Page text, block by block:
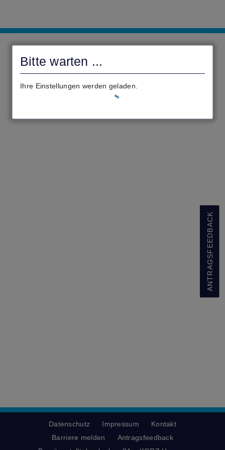
Bitte warten ...
Ihre Einstellungen werden geladen.
Ronneburg
ANTRAGSFEEDBACK
Datenschutz Impressum
Kontakt
Barriere melden
Antragsfeedback